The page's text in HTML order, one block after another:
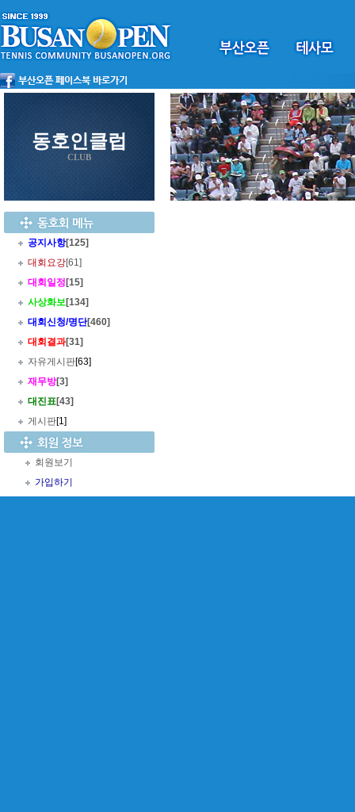
동호인클럽
CLUB
공지사항[125]
대회요강[61]
대회일정 [15]
사상화보[134]
대회신청/명단[460]
대회결과[31]
자유게시판[63]
재무방[3]
대진표[43]
게시판[1]
회원보기
가입하기